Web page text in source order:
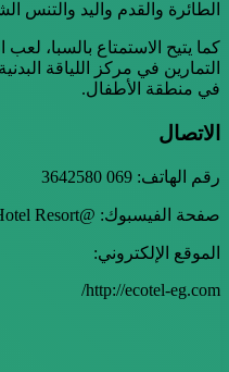
الطائرة والقدم واليد والتنس
كما يتيح الاستمتاع بالسبا،
التمارين في مركز اللياقة
في منطقة الأطفال.
الاتصال
رقم الهاتف: 069 3642580
صفحة الفيسبوك: @ecoteleg · Hotel Resort
الموقع الإلكتروني:
http://ecotel-eg.com/